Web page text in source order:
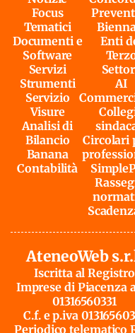
Focus
Tematici
Documenti e
Software
Servizi
Strumenti
Servizio
Visure
Analisi di
Bilancio
Banana
Contabilità
Enti
AI
Circolari
AteneoWeb
Iscritta al Registro
Imprese di Piacenza
01316560331
C.f. e p.iva
Periodico telematico